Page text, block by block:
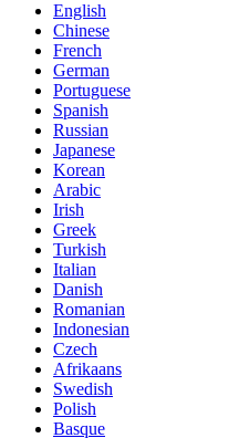
English
Chinese
French
German
Portuguese
Spanish
Russian
Japanese
Korean
Arabic
Irish
Greek
Turkish
Italian
Danish
Romanian
Indonesian
Czech
Afrikaans
Swedish
Polish
Basque